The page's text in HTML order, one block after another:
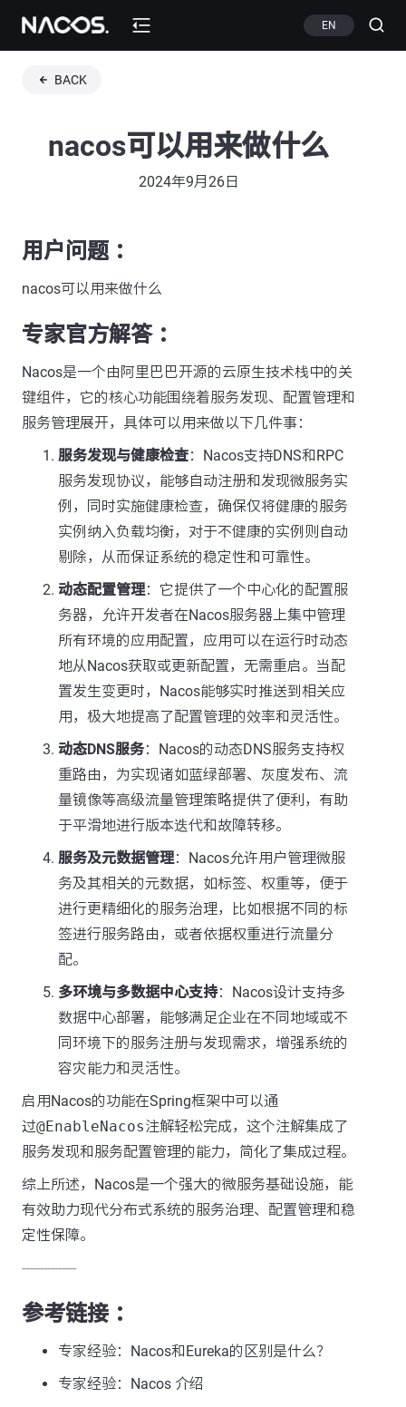
EN
BACK
nacos可以用来做什么
2024年9月26日
用户问题 ：
nacos可以用来做什么
专家官方解答 ：
Nacos是一个由阿里巴巴开源的云原生技术栈中的关
键组件，它的核心功能围绕着服务发现、配置管理和
服务管理展开，具体可以用来做以下几件事：
服务发现与健康检查：Nacos支持DNS和RPC
服务发现协议，能够自动注册和发现微服务实
例，同时实施健康检查，确保仅将健康的服务
实例纳入负载均衡，对于不健康的实例则自动
剔除，从而保证系统的稳定性和可靠性。
动态配置管理：它提供了一个中心化的配置服
务器，允许开发者在Nacos服务器上集中管理
所有环境的应用配置，应用可以在运行时动态
地从Nacos获取或更新配置，无需重启。当配
置发生变更时，Nacos能够实时推送到相关应
用，极大地提高了配置管理的效率和灵活性。
动态DNS服务：Nacos的动态DNS服务支持权
重路由，为实现诸如蓝绿部署、灰度发布、流
量镜像等高级流量管理策略提供了便利，有助
于平滑地进行版本迭代和故障转移。
服务及元数据管理：Nacos允许用户管理微服
务及其相关的元数据，如标签、权重等，便于
进行更精细化的服务治理，比如根据不同的标
签进行服务路由，或者依据权重进行流量分
配。
多环境与多数据中心支持：Nacos设计支持多
数据中心部署，能够满足企业在不同地域或不
同环境下的服务注册与发现需求，增强系统的
容灾能力和灵活性。
启用Nacos的功能在Spring框架中可以通
过@EnableNacos注解轻松完成，这个注解集成了
服务发现和服务配置管理的能力，简化了集成过程。
综上所述，Nacos是一个强大的微服务基础设施，能
有效助力现代分布式系统的服务治理、配置管理和稳
定性保障。
---------------
参考链接 ：
专家经验：Nacos和Eureka的区别是什么？
专家经验：Nacos 介绍